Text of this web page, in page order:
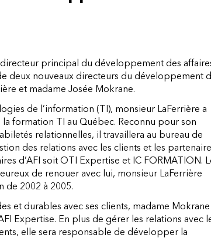
principal du développement des
deux nouveaux directeurs du développement
et madame Josée Mokrane.
de l’information (TI), monsieur LaFerrière a
formation TI au Québec. Reconnu pour son
relationnelles, il travaillera au bureau de
des relations avec les clients et les
d’AFI soit OTI Expertise et IC FORMATION.
de renouer avec lui, monsieur LaFerrière
de 2002 à 2005.
et durables avec ses clients, madame Mokrane
Expertise. En plus de gérer les relations avec
elle sera responsable de développer la